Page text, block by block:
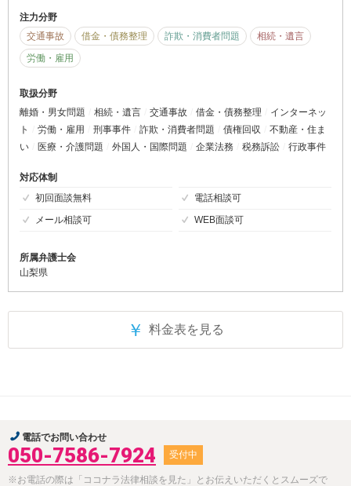
注力分野
交通事故
借金・債務整理 詐欺・消費者問題
相続・遺言
労働・雇用
取扱分野
離婚・男女問題
相続・遺言 交通事故 借金・債務整理
インターネッ
ト
労働・雇用 刑事事件 詐欺・消費者問題 債権回収
不動産・住ま
い
医療・介護問題 外国人・国際問題 企業法務 税務訴訟 行政事件
対応体制
初回面談無料
電話相談可
メール相談可
WEB面談可
所属弁護士会
山梨県
￥ 料金表を見る
電話でお問い合わせ
050-7586-7924 受付中
※お電話の際は「ココナラ法律相談を見た」とお伝えいただくとスムーズで